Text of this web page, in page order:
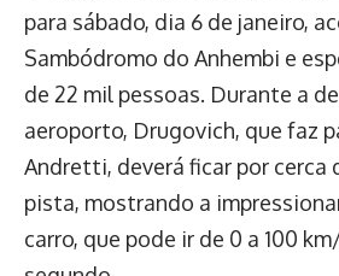
para sábado, dia 6 de janeiro,
Sambódromo do Anhembi e
de 22 mil pessoas. Durante a
aeroporto, Drugovich, que faz
Andretti, deverá ficar por cerca
pista, mostrando a
carro, que pode ir de 0 a 100